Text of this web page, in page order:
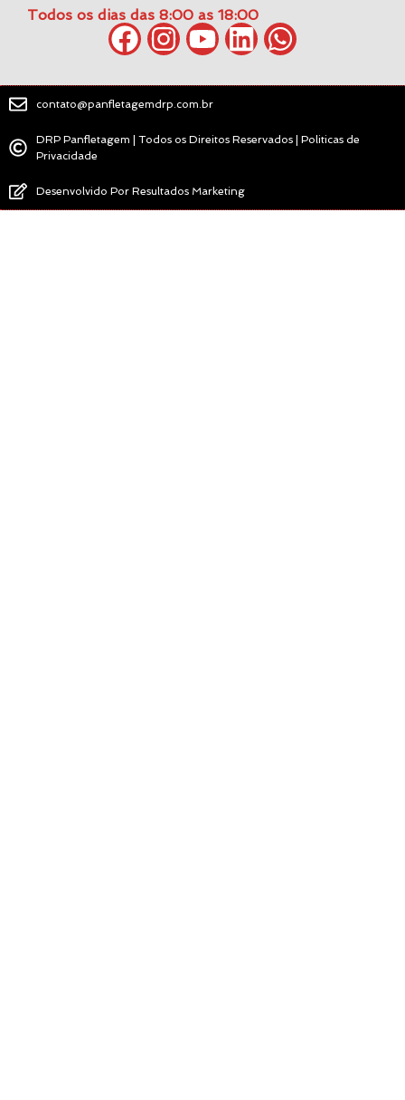
Todos os dias das 8:00 as 18:00
contato@panfletagemdrp.com.br
DRP Panfletagem | Todos os Direitos Reservados | Politicas de
Privacidade
Desenvolvido Por Resultados Marketing